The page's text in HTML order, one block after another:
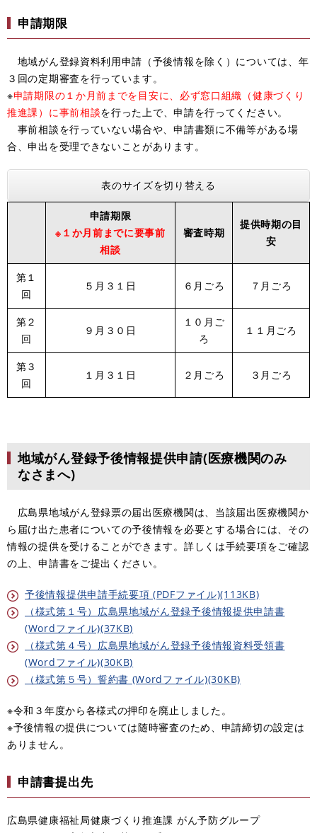
申請期限
地域がん登録資料利用申請（予後情報を除く）については、年
３回の定期審査を行っています。
​※申請期限の１か月前までを目安に、必ず窓口組織（健康づくり
推進課）に事前相談を行った上で、申請を行ってください。
事前相談を行っていない場合や、申請書類に不備等がある場
合、申出を受理できないことがあります。
表のサイズを切り替える
申請期限
※１か月前までに要事前
相談
審査時期
提供時期の目
安
第１
回
５月３１日 ６月ごろ ７月ごろ
第２
回
９月３０日
１０月ご
ろ
１１月ごろ
第３
回
１月３１日 ２月ごろ ３月ごろ
地域がん登録予後情報提供申請(医療機関のみ
なさまへ)
広島県地域がん登録票の届出医療機関は、当該届出医療機関か
ら届け出た患者についての予後情報を必要とする場合には、その
情報の提供を受けることができます。詳しくは手続要項をご確認
の上、申請書をご提出ください。
予後情報提供申請手続要項 (PDFファイル)(113KB)
（様式第１号）広島県地域がん登録予後情報提供申請書
(Wordファイル)(37KB)
（様式第４号）広島県地域がん登録予後情報資料受領書
(Wordファイル)(30KB)
（様式第５号）誓約書 (Wordファイル)(30KB)
※令和３年度から各様式の押印を廃止しました。
※予後情報の提供については随時審査のため、申請締切の設定は
ありません。
申請書提出先
広島県健康福祉局健康づくり推進課 がん予防グループ